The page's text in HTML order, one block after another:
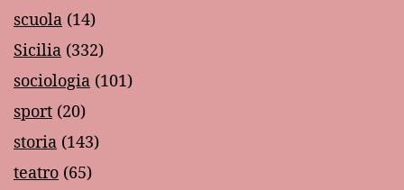
scuola (14)
Sicilia (332)
sociologia (101)
sport (20)
storia (143)
teatro (65)